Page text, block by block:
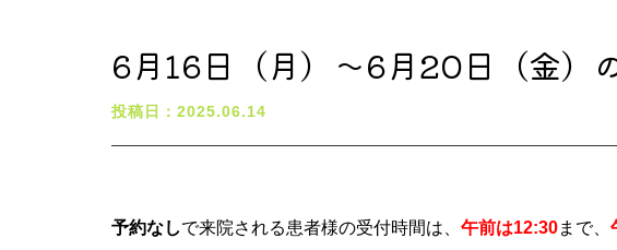
6月16日（月）〜6月20日（金）
投稿日：2025.06.14
予約なしで来院される患者様の受付時間は、 午前は12:30まで、